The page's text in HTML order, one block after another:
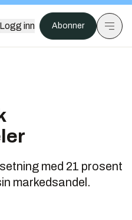
Logg inn Abonner
med 21 prosent
markedsandel.